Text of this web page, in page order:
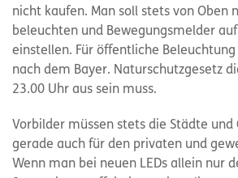
nicht kaufen. Man soll stets von Oben
beleuchten und Bewegungsmelder
einstellen. Für öffentliche
nach dem Bayer. Naturschutzgesetz
23.00 Uhr aus sein muss.
Vorbilder müssen stets die Städte und
gerade auch für den privaten und
Wenn man bei neuen LEDs allein nur